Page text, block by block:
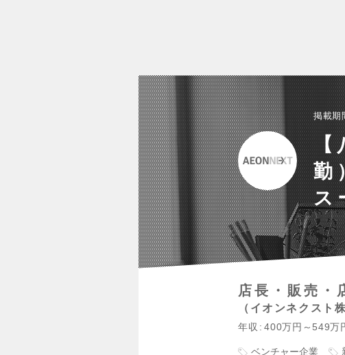
掲載期
【
勤
ス
店長・販売・
イオンネクスト
年収 400万円～549万
ベンチャー企業